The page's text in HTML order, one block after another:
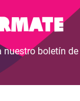
y Desastres
Extrema y
Básicos
el
los
con las
nuestro boletín